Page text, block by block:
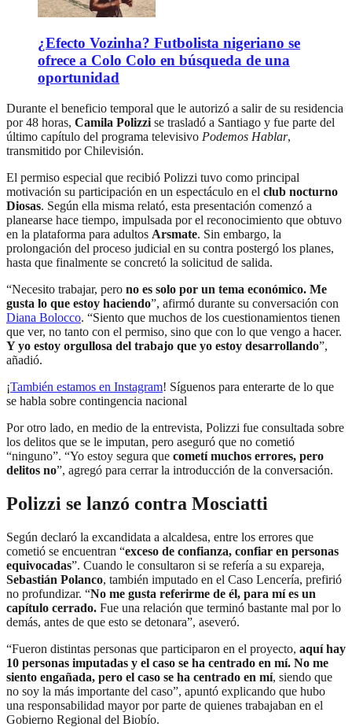
¿Efecto Vozinha? Futbolista nigeriano se
ofrece a Colo Colo en búsqueda de una
oportunidad
Durante el beneficio temporal que le autorizó a salir de su residencia
por 48 horas, Camila Polizzi se trasladó a Santiago y fue parte del
último capítulo del programa televisivo Podemos Hablar,
transmitido por Chilevisión.
El permiso especial que recibió Polizzi tuvo como principal
motivación su participación en un espectáculo en el club nocturno
Diosas. Según ella misma relató, esta presentación comenzó a
planearse hace tiempo, impulsada por el reconocimiento que obtuvo
en la plataforma para adultos Arsmate. Sin embargo, la
prolongación del proceso judicial en su contra postergó los planes,
hasta que finalmente se concretó la solicitud de salida.
“Necesito trabajar, pero no es solo por un tema económico. Me
gusta lo que estoy haciendo”, afirmó durante su conversación con
Diana Bolocco. “Siento que muchos de los cuestionamientos tienen
que ver, no tanto con el permiso, sino que con lo que vengo a hacer.
Y yo estoy orgullosa del trabajo que yo estoy desarrollando”,
añadió.
¡También estamos en Instagram! Síguenos para enterarte de lo que
se habla sobre contingencia nacional
Por otro lado, en medio de la entrevista, Polizzi fue consultada sobre
los delitos que se le imputan, pero aseguró que no cometió
“ninguno”. “Yo estoy segura que cometí muchos errores, pero
delitos no”, agregó para cerrar la introducción de la conversación.
Polizzi se lanzó contra Mosciatti
Según declaró la excandidata a alcaldesa, entre los errores que
cometió se encuentran “exceso de confianza, confiar en personas
equivocadas”. Cuando le consultaron si se refería a su expareja,
Sebastián Polanco, también imputado en el Caso Lencería, prefirió
no profundizar. “No me gusta referirme de él, para mí es un
capítulo cerrado. Fue una relación que terminó bastante mal por lo
demás, antes de que esto se detonara”, aseveró.
“Fueron distintas personas que participaron en el proyecto, aquí hay
10 personas imputadas y el caso se ha centrado en mí. No me
siento engañada, pero el caso se ha centrado en mí, siendo que
no soy la más importante del caso”, apuntó explicando que hubo
una responsabilidad mayor por parte de quienes trabajaban en el
Gobierno Regional del Biobío.